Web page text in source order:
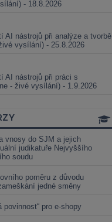
- 18.8.2026
AI nástrojů při analýze a tvorbě
vysílání) - 25.8.2026
AI nástrojů při práci s
- živé vysílání) - 1.9.2026
vnosy do SJM a jejich
judikatuře Nejvyššího
soudu
poměru z důvodu
jedné směny
povinnost“ pro e-shopy